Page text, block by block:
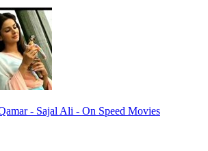
- Sajal Ali - On Speed Movies